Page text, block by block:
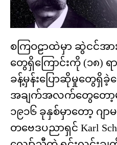
စကြဝဠာထဲမှာ ဆွဲငင်အာ
တွေရှိကြောင်းကို (၁၈
ခန့်မှန်းပြောဆိုမှုတွေရှိ
အချက်အလက်တွေတော့မ
၁၉၁၆ ခုနှစ်မှာတော့ ဂျာ
တဗေဒပညာရှင် Karl